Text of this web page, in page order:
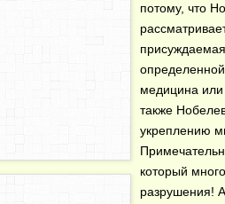
потому, что
медицина или
также
укреплению
который
разрушения!